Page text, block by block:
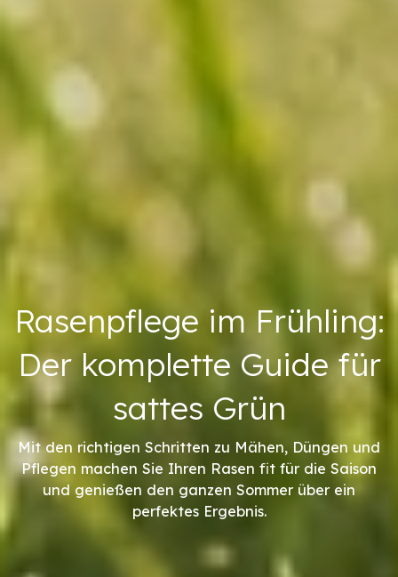
Rasenpflege im Frühling:
Der komplette Guide für
sattes Grün
Mit den richtigen Schritten zu Mähen, Düngen und
Pflegen machen Sie Ihren Rasen fit für die Saison
und genießen den ganzen Sommer über ein
perfektes Ergebnis.